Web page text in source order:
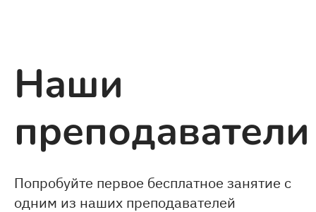
Наши
преподаватели
Попробуйте первое бесплатное занятие с
одним из наших преподавателей